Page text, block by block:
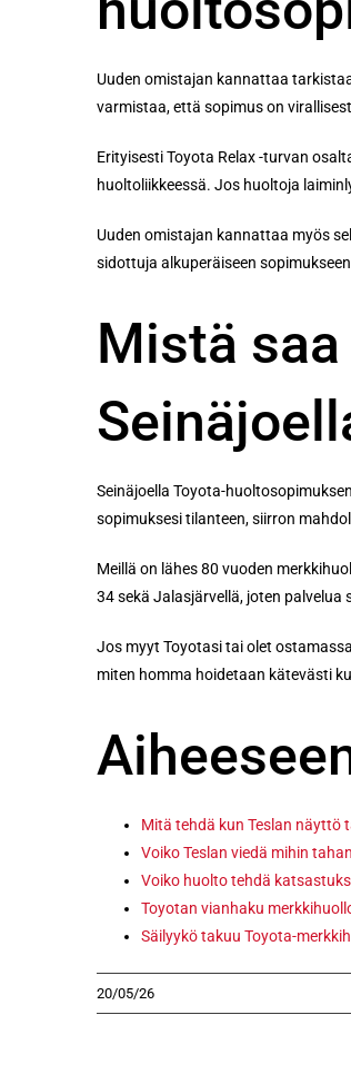
Uuden omistajan kannattaa
varmistaa, että sopimus on
Erityisesti Toyota Relax -turvan
huoltoliikkeessä. Jos huoltoja
Uuden omistajan kannattaa myös
sidottuja alkuperäiseen
Mistä
Seinäjoella Toyota-
sopimuksesi tilanteen, siirron
Meillä on lähes 80 vuoden
34 sekä Jalasjärvellä, joten
Jos myyt Toyotasi tai olet
miten homma hoidetaan kätevästi
Mitä tehdä kun Teslan näyttö
Voiko Teslan viedä mihin
Voiko huolto tehdä
Toyotan vianhaku
Säilyykö takuu Toyota-
20/05/26